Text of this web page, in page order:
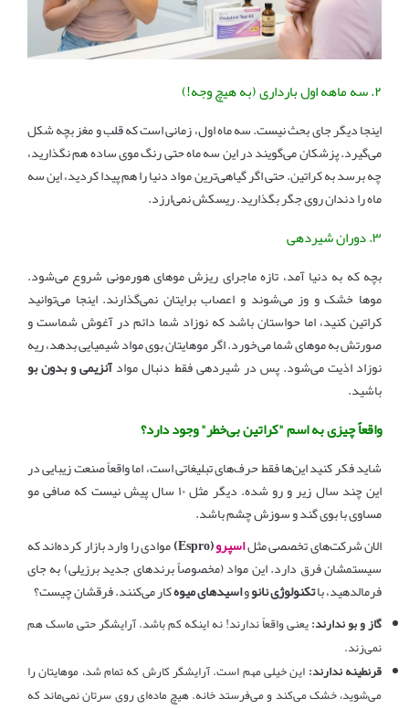
۲. سه ماهه اول بارداری (به هیچ وجه!)
اینجا دیگر جای بحث نیست. سه ماه اول، زمانی است که قلب و مغز بچه شکل
می‌گیرد. پزشکان می‌گویند در این سه ماه حتی رنگ موی ساده هم نگذارید،
چه برسد به کراتین. حتی اگر گیاهی‌ترین مواد دنیا را هم پیدا کردید، این سه
ماه را دندان روی جگر بگذارید. ریسکش نمی‌ارزد.
۳. دوران شیردهی
بچه که به دنیا آمد، تازه ماجرای ریزش موهای هورمونی شروع می‌شود.
موها خشک و وز می‌شوند و اعصاب برایتان نمی‌گذارند. اینجا می‌توانید
کراتین کنید، اما حواستان باشد که نوزاد شما دائم در آغوش شماست و
صورتش به موهای شما می‌خورد. اگر موهایتان بوی مواد شیمیایی بدهد، ریه
نوزاد اذیت می‌شود. پس در شیردهی فقط دنبال موادآنزیمی و بدون بو
باشید.
واقعاً چیزی به اسم "کراتین بی‌خطر" وجود دارد؟
شاید فکر کنید این‌ها فقط حرف‌های تبلیغاتی است، اما واقعاً صنعت زیبایی در
این چند سال زیر و رو شده. دیگر مثل ۱۰ سال پیش نیست که صافی مو
مساوی با بوی گند و سوزش چشم باشد.
الان شرکت‌های تخصصی مثلاسپرو(Espro)
موادی را وارد بازار کرده‌اند که
سیستمشان فرق دارد. این مواد (مخصوصاً برندهای جدید برزیلی) به جای
فرمالدهید، باتکنولوژی نانوواسیدهای میوهکار می‌کنند. فرقشان چیست؟
گاز و بو ندارند:یعنی واقعاً ندارند! نه اینکه کم باشد. آرایشگر حتی ماسک هم
نمی‌زند.
قرنطینه ندارند:این خیلی مهم است. آرایشگر کارش که تمام شد، موهایتان را
می‌شوید، خشک می‌کند و می‌فرستد خانه. هیچ ماده‌ای روی سرتان نمی‌ماند که